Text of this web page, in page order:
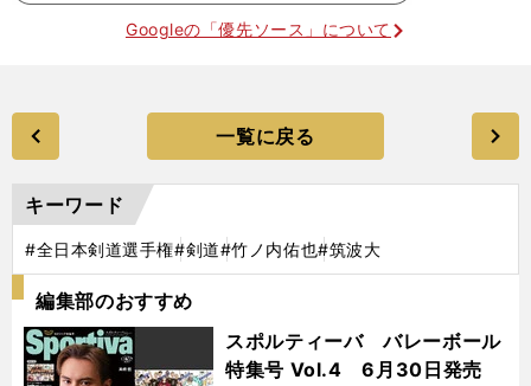
Googleの「優先ソース」について
一覧に戻る
キーワード
#全日本剣道選手権#剣道#竹ノ内佑也#筑波大
編集部のおすすめ
スポルティーバ バレーボール
特集号 Vol.4 6月30日発売